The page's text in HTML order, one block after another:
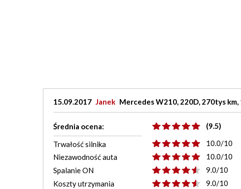
15.09.2017 Janek Mercedes W210, 220D, 270tys km,
Średnia ocena: (9.5)
Trwałość silnika
10.0/10
Niezawodność auta
10.0/10
Spalanie ON
9.0/10
Koszty utrzymania
9.0/10